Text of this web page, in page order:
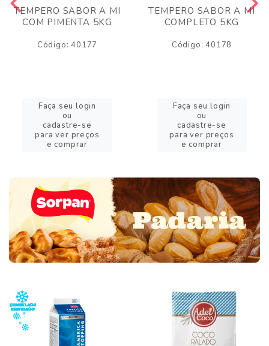
TEMPERO SABOR A MI
COM PIMENTA 5KG
Código: 40177
Faça seu login
ou
cadastre-se
para ver preços
e comprar
TEMPERO SABOR A MI
COMPLETO 5KG
Código: 40178
Faça seu login
ou
cadastre-se
para ver preços
e comprar